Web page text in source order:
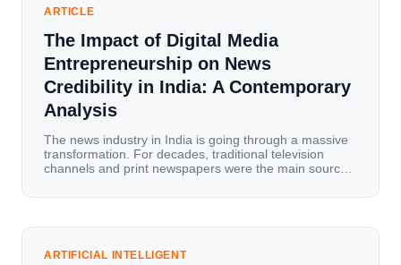
ARTICLE
The Impact of Digital Media
Entrepreneurship on News
Credibility in India: A Contemporary
Analysis
The news industry in India is going through a massive
transformation. For decades, traditional television
channels and print newspapers were the main sources
mobile data, affordable smartphones, and high-speed
has become a mobile-first market where consumers
ARTIFICIAL INTELLIGENT